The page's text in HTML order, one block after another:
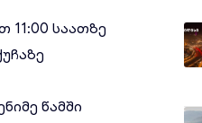
საათზე
წამში